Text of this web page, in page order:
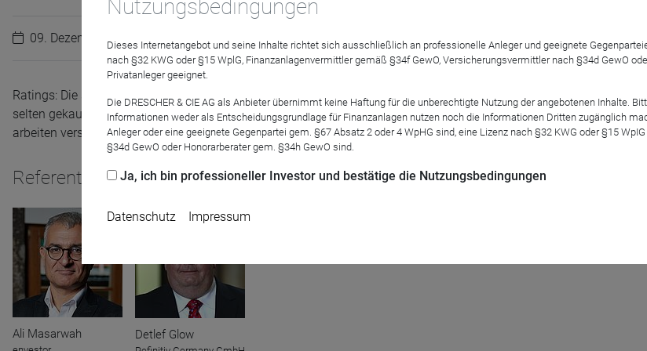
09. Dezember 2016
Ratings: Die sie erstellenden Agenturen wollen sie als Entscheidungshilfen und Gütesiegel verstanden wissen.
selten gekaufte Gütesiegel, Vertriebssteuerungen und historische Nabelschau im Rückspiegel ohne jede
arbeiten verschiedene Anbieter? Welche Erwartungshaltung darf man an ihre Bewertungen richten und wie gehen
Referenten
Ali Masarwah Detlef Glow
Nutzungsbedingungen
Dieses Internetangebot und seine Inhalte richtet sich ausschließlich an professionelle Anleger und geeignete
nach §32 KWG oder §15 WplG, Finanzanlagenvermittler gemäß §34f GewO, Versicherungsvermittler nach §34d GewO
Privatanleger geeignet.
Die DRESCHER & CIE AG als Anbieter übernimmt keine Haftung für die unberechtigte Nutzung der angebotenen Inhalte.
Informationen weder als Entscheidungsgrundlage für Finanzanlagen nutzen noch die Informationen Dritten zugänglich
Anleger oder eine geeignete Gegenpartei gem. §67 Absatz 2 oder 4 WpHG sind, eine Lizenz nach §32 KWG oder §15
§34d GewO oder Honorarberater gem. §34h GewO sind.
Ja, ich bin professioneller Investor und bestätige die Nutzungsbedingungen
Datenschutz Impressum
Anbieter
D&C